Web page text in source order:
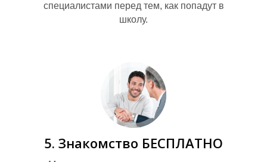
специалистами перед тем, как попадут в
школу.
5. Знакомство БЕСПЛАТНО